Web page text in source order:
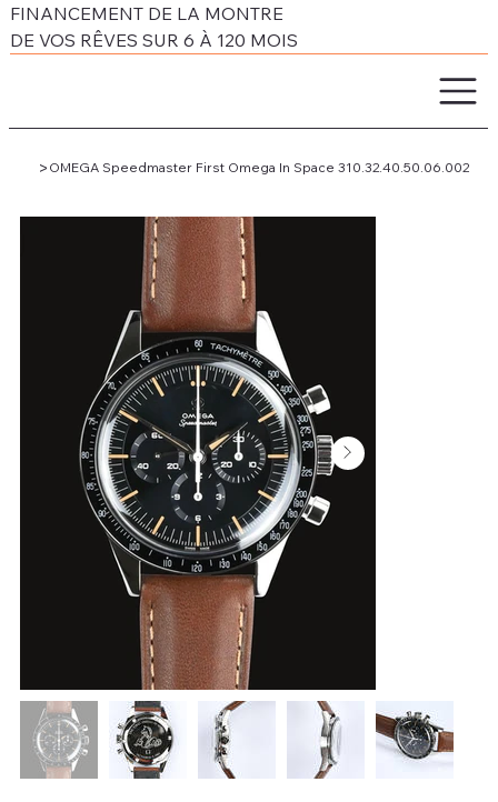
FINANCEMENT DE LA MONTRE
DE VOS RÊVES SUR 6 À 120 MOIS
> OMEGA Speedmaster First Omega In Space 310.32.40.50.06.002